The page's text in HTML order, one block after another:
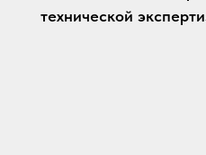
технической